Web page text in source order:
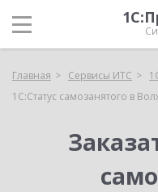
Главная Сервисы ИТС
1С:Статус самозанятого в